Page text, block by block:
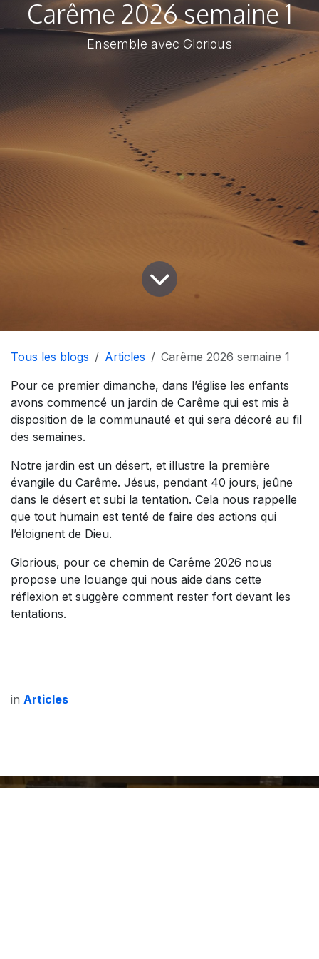
Carême 2026 semaine 1
Ensemble avec Glorious
Tous les blogs Articles
Carême 2026 semaine 1
Pour ce premier dimanche, dans l’église les enfants
avons commencé un jardin de Carême qui est mis à
disposition de la communauté et qui sera décoré au fil
des semaines.
Notre jardin est un désert, et illustre la première
évangile du Carême. Jésus, pendant 40 jours, jeûne
dans le désert et subi la tentation. Cela nous rappelle
que tout humain est tenté de faire des actions qui
l’éloignent de Dieu.
Glorious, pour ce chemin de Carême 2026 nous
propose une louange qui nous aide dans cette
réflexion et suggère comment rester fort devant les
tentations.
in Articles